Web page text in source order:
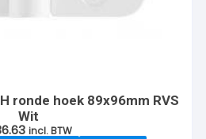
ronde hoek 89x96mm RVS
Wit
incl. BTW